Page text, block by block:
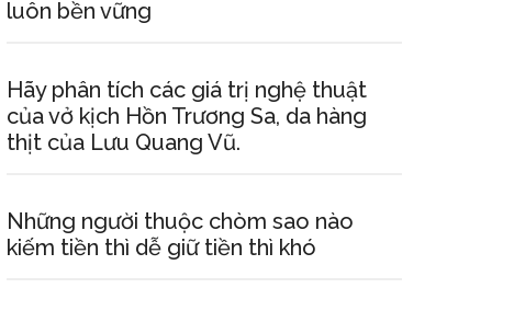
luôn bền vững
Hãy phân tích các giá trị nghệ thuật
của vở kịch Hồn Trương Sa, da hàng
thịt của Lưu Quang Vũ.
Những người thuộc chòm sao nào
kiếm tiền thì dễ giữ tiền thì khó